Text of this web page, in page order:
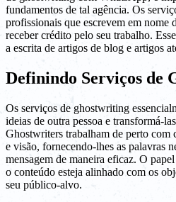
fundamentos de tal agência. Os
profissionais que escrevem em nome
receber crédito pelo seu trabalho.
a escrita de artigos de blog e artigos
Definindo Serviços de
Os serviços de ghostwriting
ideias de outra pessoa e transformá-
Ghostwriters trabalham de perto com
e visão, fornecendo-lhes as palavras
mensagem de maneira eficaz. O
o conteúdo esteja alinhado com os
seu público-alvo.